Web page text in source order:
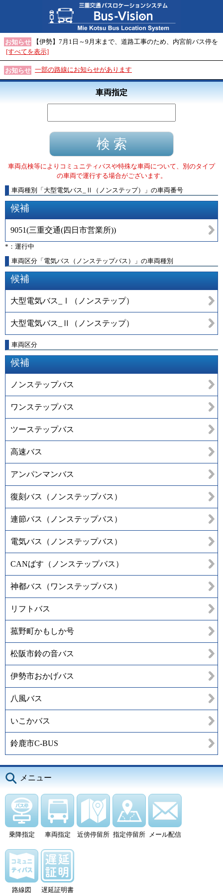
お知らせ
【伊勢】7月1日～9月末まで、道路工事のため、内宮前バス停を
[すべてを表示]
お知らせ 一部の路線にお知らせがあります
車両指定
車両点検等によりコミュニティバスや特殊な車両について、別のタイプ
の車両で運行する場合がございます。
車両種別
「 大型電気バス_Ⅱ（ノンステップ） 」 の車両番号
候補
9051(三重交通(四日市営業所))
*：運行中
車両区分「電気バス（ノンステップバス）」の車両種別
候補
大型電気バス_Ⅰ（ノンステップ）
大型電気バス_Ⅱ（ノンステップ）
車両区分
候補
ノンステップバス
ワンステップバス
ツーステップバス
高速バス
アンパンマンバス
復刻バス（ノンステップバス）
連節バス（ノンステップバス）
電気バス（ノンステップバス）
CANばす（ノンステップバス）
神都バス（ワンステップバス）
リフトバス
菰野町かもしか号
松阪市鈴の音バス
伊勢市おかげバス
八風バス
いこかバス
鈴鹿市C-BUS
メニュー
乗降指定 車両指定 近傍停留所 指定停留所 メール配信
路線図 遅延証明書